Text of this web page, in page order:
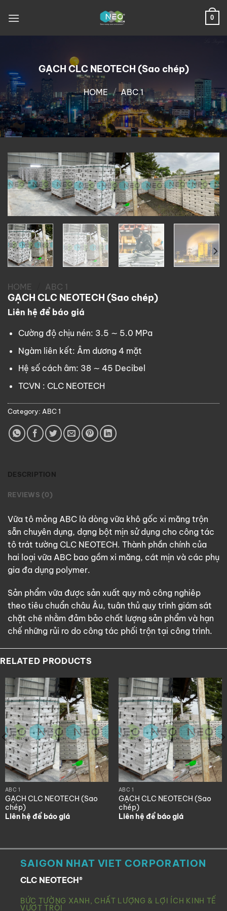
đến
0
GẠCH CLC NEOTECH (Sao chép)
HOME / ABC 1
HOME ABC 1
GẠCH CLC NEOTECH (Sao chép)
Liên hệ để báo giá
Cường độ chịu nén: 3.5 ∼ 5.0 MPa
Ngàm liên kết: Âm dương 4 mặt
Hệ số cách âm: 38 ∼ 45 Decibel
TCVN : CLC NEOTECH
Category: ABC 1
DESCRIPTION
REVIEWS (0)
Vữa tô mỏng ABC là dòng vữa khô gốc xi măng trộn
sẵn chuyên dụng, dạng bột mịn sử dụng cho công tác
tô trát tường CLC NEOTECH. Thành phần chính của
hai loại vữa ABC bao gồm xi măng, cát mịn và các phụ
gia đa dụng polymer.
Sản phẩm vữa được sản xuất quy mô công nghiêp
theo tiêu chuẩn châu Âu, tuân thủ quy trình giám sát
chặt chẽ nhằm đảm bảo chất lượng sản phẩm và hạn
chế những rủi ro do công tác phối trộn tại công trình.
RELATED PRODUCTS
ABC 1
GẠCH CLC NEOTECH (Sao
chép)
Liên hệ để báo giá
ABC 1
GẠCH CLC NEOTECH (Sao
chép)
Liên hệ để báo giá
SAIGON NHAT VIET CORPORATION
CLC NEOTECH®
BỨC TƯỜNG XANH, CHẤT LƯỢNG & LỢI ÍCH KINH TẾ
VƯỢT TRỘI